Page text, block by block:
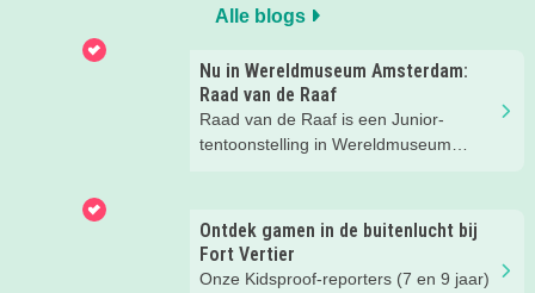
Alle blogs
Nu in Wereldmuseum Amsterdam:
Raad van de Raaf
Raad van de Raaf is een Junior-
tentoonstelling in Wereldmuseum
we ontdekken met onze
Kidsproofreporters Kees, Aukje en
moeder Harmke.
Ontdek gamen in de buitenlucht bij
Fort Vertier
Onze Kidsproof-reporters (7 en 9 jaar)